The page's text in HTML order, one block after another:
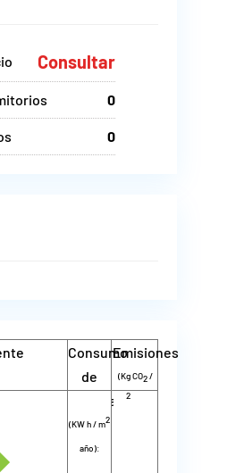
Consultar
0
0
Consumo
de
energía
(KW h / m2
año):
Emisiones
(Kg CO2/
2año):